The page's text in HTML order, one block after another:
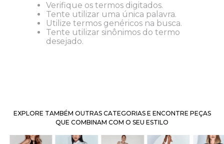
Verifique os termos digitados.
Tente utilizar uma única palavra.
Utilize termos genéricos na busca.
Tente utilizar sinônimos do termo
desejado.
EXPLORE TAMBÉM OUTRAS CATEGORIAS E ENCONTRE PEÇAS
QUE COMBINAM COM O SEU ESTILO